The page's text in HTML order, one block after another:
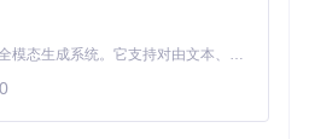
MiniMax H3 是一个通用的全模态生成系统。它支持对由文本、图像、视频和音频组成的多模态上下文进行统一理解，并能生成分辨率高达 2K、时长可达 15 秒的带原生立体声音频的视频。得益于面向任务泛化的系统设计，H3 在预训练阶段就已具备广泛的多模态上下文理解与生成能力，能够出色地执行复杂的多模态指令。
0